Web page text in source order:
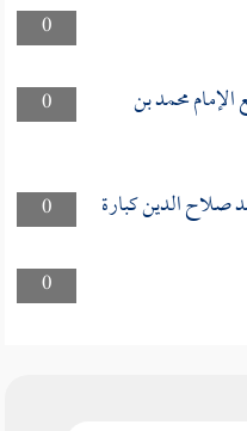
0
0
محمد بن
0
الدين كبارة
0